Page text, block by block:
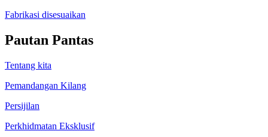
Fabrikasi disesuaikan
Pautan Pantas
Tentang kita
Pemandangan Kilang
Persijilan
Perkhidmatan Eksklusif